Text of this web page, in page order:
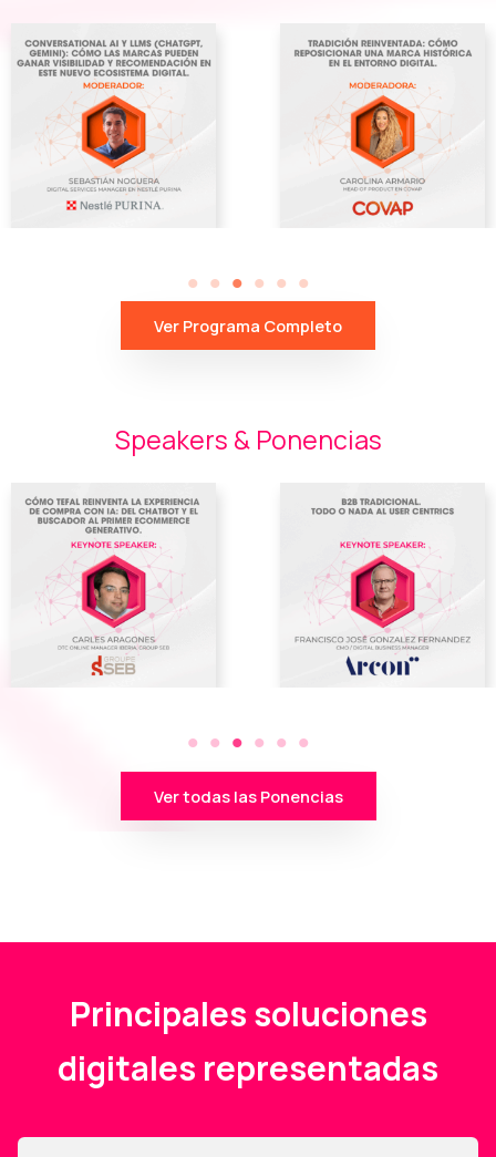
Ver Programa Completo
Speakers & Ponencias
Ver todas las Ponencias
Principales soluciones
digitales representadas